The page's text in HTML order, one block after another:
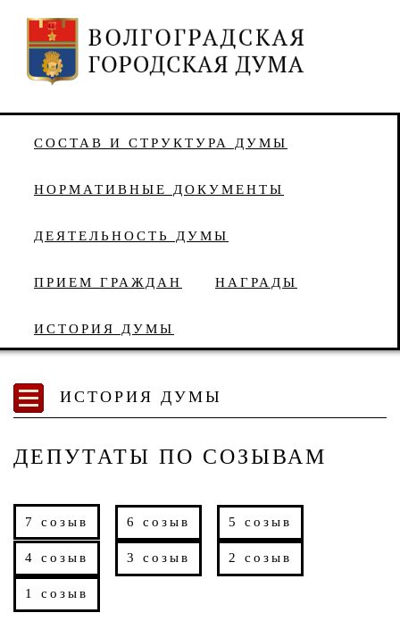
СОСТАВ И СТРУКТУРА ДУМЫ
НОРМАТИВНЫЕ ДОКУМЕНТЫ
ДЕЯТЕЛЬНОСТЬ ДУМЫ
ПРИЕМ ГРАЖДАН НАГРАДЫ
ИСТОРИЯ ДУМЫ
ИСТОРИЯ ДУМЫ
ДЕПУТАТЫ ПО СОЗЫВАМ
7 созыв 6 созыв 5 созыв
4 созыв 3 созыв 2 созыв
1 созыв